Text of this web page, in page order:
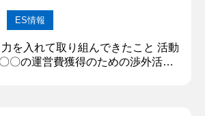
ES情報
を入れて取り組んできたこと 活動
〇の運営費獲得のための渉外活動